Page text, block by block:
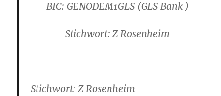
BIC: GENODEM1GLS(GLS Bank )
Stichwort: Z Rosenheim
Stichwort: Z Rosenheim